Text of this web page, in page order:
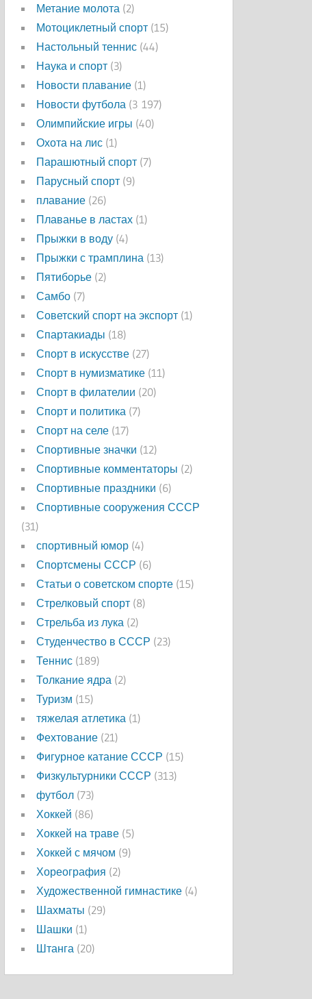
Метание молота (2)
Мотоциклетный спорт (15)
Настольный теннис (44)
Наука и спорт (3)
Новости плавание (1)
Новости футбола (3 197)
Олимпийские игры (40)
Охота на лис (1)
Парашютный спорт (7)
Парусный спорт (9)
плавание (26)
Плаванье в ластах (1)
Прыжки в воду (4)
Прыжки с трамплина (13)
Пятиборье (2)
Самбо (7)
Советский спорт на экспорт (1)
Спартакиады (18)
Спорт в искусстве (27)
Спорт в нумизматике (11)
Спорт в филателии (20)
Спорт и политика (7)
Спорт на селе (17)
Спортивные значки (12)
Спортивные комментаторы (2)
Спортивные праздники (6)
Спортивные сооружения СССР
(31)
спортивный юмор (4)
Спортсмены СССР (6)
Статьи о советском спорте (15)
Стрелковый спорт (8)
Стрельба из лука (2)
Студенчество в СССР (23)
Теннис (189)
Толкание ядра (2)
Туризм (15)
тяжелая атлетика (1)
Фехтование (21)
Фигурное катание СССР (15)
Физкультурники СССР (313)
футбол (73)
Хоккей (86)
Хоккей на траве (5)
Хоккей с мячом (9)
Хореография (2)
Художественной гимнастике (4)
Шахматы (29)
Шашки (1)
Штанга (20)